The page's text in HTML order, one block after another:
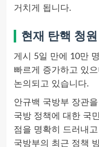
거치게 됩니다.
현재 탄핵 청
게시 5일 만에 10만
빠르게 증가하고 있
논의되고 있습니다.
안규백 국방부 장관
국방 정책에 대한 국
점을 명확히 드러내
국방부의 최근 정책